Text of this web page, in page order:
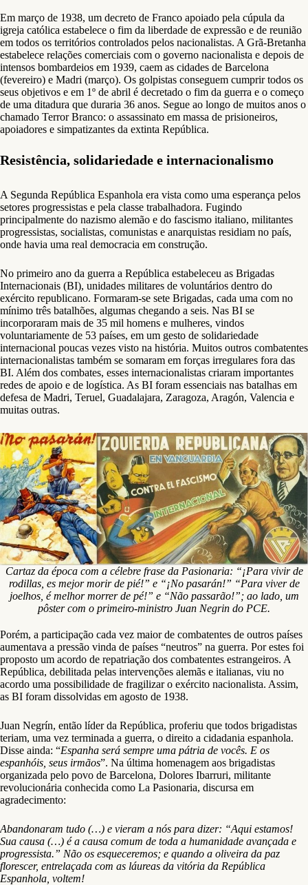
Em março de 1938, um decreto de Franco apoiado pela cúpula da
igreja católica estabelece o fim da liberdade de expressão e de reunião
em todos os territórios controlados pelos nacionalistas. A Grã-Bretanha
estabelece relações comerciais com o governo nacionalista e depois de
intensos bombardeios em 1939, caem as cidades de Barcelona
(fevereiro) e Madri (março). Os golpistas conseguem cumprir todos os
seus objetivos e em 1º de abril é decretado o fim da guerra e o começo
de uma ditadura que duraria 36 anos. Segue ao longo de muitos anos o
chamado Terror Branco: o assassinato em massa de prisioneiros,
apoiadores e simpatizantes da extinta República.
Resistência, solidariedade e internacionalismo
A Segunda República Espanhola era vista como uma esperança pelos
setores progressistas e pela classe trabalhadora. Fugindo
principalmente do nazismo alemão e do fascismo italiano, militantes
progressistas, socialistas, comunistas e anarquistas residiam no país,
onde havia uma real democracia em construção.
No primeiro ano da guerra a República estabeleceu as Brigadas
Internacionais (BI), unidades militares de voluntários dentro do
exército republicano. Formaram-se sete Brigadas, cada uma com no
mínimo três batalhões, algumas chegando a seis. Nas BI se
incorporaram mais de 35 mil homens e mulheres, vindos
voluntariamente de 53 países, em um gesto de solidariedade
internacional poucas vezes visto na história. Muitos outros combatentes
internacionalistas também se somaram em forças irregulares fora das
BI. Além dos combates, esses internacionalistas criaram importantes
redes de apoio e de logística. As BI foram essenciais nas batalhas em
defesa de Madri, Teruel, Guadalajara, Zaragoza, Aragón, Valencia e
muitas outras.
Cartaz da época com a célebre frase da Pasionaria: “¡Para vivir de
rodillas, es mejor morir de pié!” e “¡No pasarán!” “Para viver de
joelhos, é melhor morrer de pé!” e “Não passarão!”; ao lado, um
pôster com o primeiro-ministro Juan Negrin do PCE.
Porém, a participação cada vez maior de combatentes de outros países
aumentava a pressão vinda de países “neutros” na guerra. Por estes foi
proposto um acordo de repatriação dos combatentes estrangeiros. A
República, debilitada pelas intervenções alemãs e italianas, viu no
acordo uma possibilidade de fragilizar o exército nacionalista. Assim,
as BI foram dissolvidas em agosto de 1938.
Juan Negrín, então líder da República, proferiu que todos brigadistas
teriam, uma vez terminada a guerra, o direito a cidadania espanhola.
Disse ainda: “Espanha será sempre uma pátria de vocês. E os
espanhóis, seus irmãos”. Na última homenagem aos brigadistas
organizada pelo povo de Barcelona, Dolores Ibarruri, militante
revolucionária conhecida como La Pasionaria, discursa em
agradecimento:
Abandonaram tudo (…) e vieram a nós para dizer: “Aqui estamos!
Sua causa (…) é a causa comum de toda a humanidade avançada e
progressista.” Não os esqueceremos; e quando a oliveira da paz
florescer, entrelaçada com as láureas da vitória da República
Espanhola, voltem!